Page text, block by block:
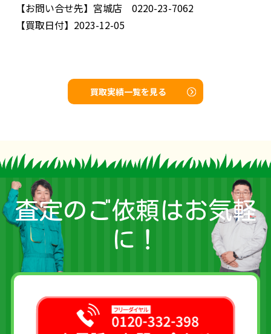
【お問い合せ先】 宮城店 0220-23-7062
【買取日付】 2023-12-05
買取実績一覧を見る
査定のご依頼はお気軽
に！